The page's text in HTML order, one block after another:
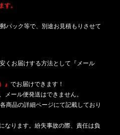
。
パック等で、別途お見積もりさせて
くお届けする方法として『メール
』 でお届けできます！
メール便発送はできません。
商品の詳細ページにて記載しており
なります。紛失事故の際、責任は負